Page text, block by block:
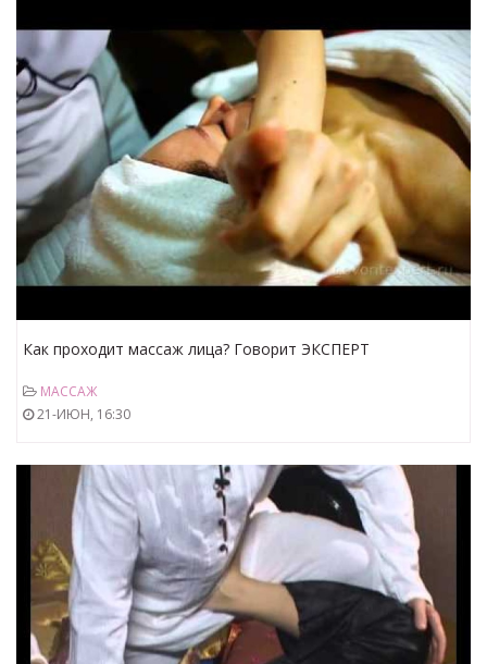
Как проходит массаж лица? Говорит ЭКСПЕРТ
МАССАЖ
21-ИЮН, 16:30